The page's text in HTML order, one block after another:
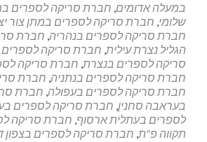
במעלה אדומים, חברת סריקה לספרים
שלומי, חברת סריקה לספרים במתן צור
חברת סריקה לספרים בנהריה, חברת
הגליל נצרת עילית, חברת סריקה לספרים
סריקה לספרים בנצרת, חברת סריקה
חברת סריקה לספרים בנתניה, חברת
חברת סריקה לספרים בעפולה, חברת
בעראבה סחנין, חברת סריקה לספרים
לספרים בעתלית ארסוף, חברת סריקה
תקווה פ"ת, חברת סריקה לספרים בצפון